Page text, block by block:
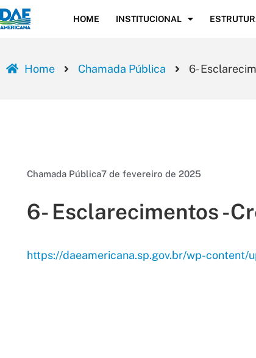
HOME INSTITUCIONAL
Home Chamada Pública 6-
Chamada Pública7 de fevereiro de 2025
6- Esclarecimentos -
https://daeamericana.sp.gov.br/wp-content/